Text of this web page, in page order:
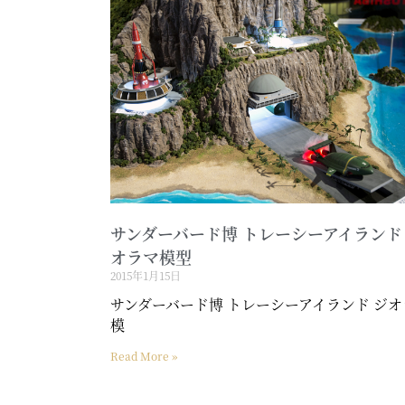
サンダーバード博 トレーシーアイラン
オラマ模型
2015年1月15日
サンダーバード博 トレーシーアイランド ジ
模
Read More »